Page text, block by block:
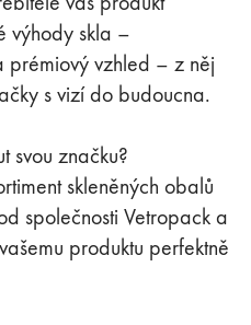
výhody skla –
prémiový vzhled – z něj
s vizí do budoucna.
svou značku?
skleněných obalů
společnosti Vetropack a
produktu perfektně